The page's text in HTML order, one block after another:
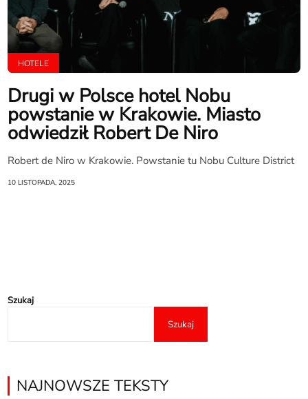
HOTELE
Drugi w Polsce hotel Nobu
powstanie w Krakowie. Miasto
odwiedził Robert De Niro
Robert de Niro w Krakowie. Powstanie tu Nobu Culture District
10 LISTOPADA, 2025
Szukaj
Szukaj
NAJNOWSZE TEKSTY